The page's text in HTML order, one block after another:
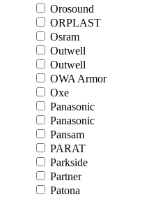
Orosound
ORPLAST
Osram
Outwell
Outwell
OWA Armor
Oxe
Panasonic
Panasonic
Pansam
PARAT
Parkside
Partner
Patona